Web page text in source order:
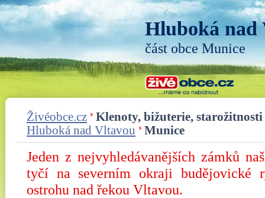
Hluboká nad
část obce Munice
Živéobce.cz
Klenoty, bižuterie, starožitnosti
Hluboká nad Vltavou
Munice
Jeden z nejvyhledávanějších zámků
tyčí na severním okraji budějovické
ostrohu nad řekou Vltavou.